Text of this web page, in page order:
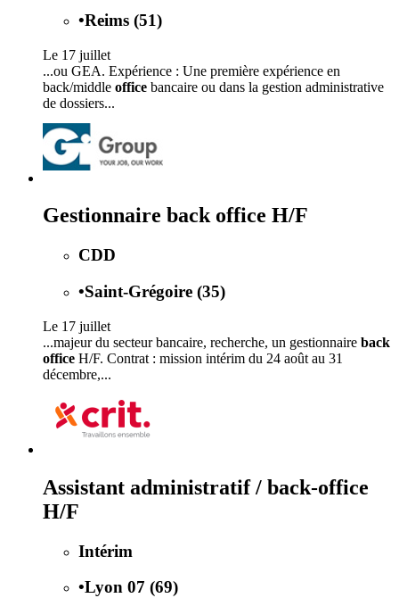
•Reims (51)
Le 17 juillet
...ou GEA. Expérience : Une première expérience en
back/middle office bancaire ou dans la gestion administrative
de dossiers...
Gestionnaire back office H/F
CDD
•Saint-Grégoire (35)
Le 17 juillet
...majeur du secteur bancaire, recherche, un gestionnaire back
office H/F. Contrat : mission intérim du 24 août au 31
décembre,...
Assistant administratif / back-office
H/F
Intérim
•Lyon 07 (69)